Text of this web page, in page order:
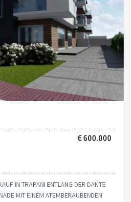
€ 600.000
IN TRAPANI ENTLANG DER DANTE
MIT EINEM ATEMBERAUBENDEN